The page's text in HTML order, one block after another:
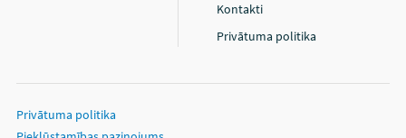
Kontakti
Privātuma politika
Privātuma politika